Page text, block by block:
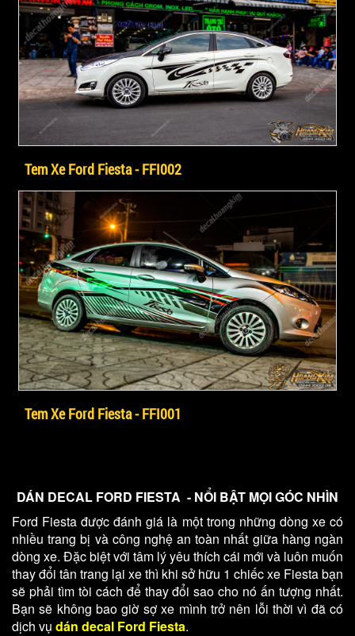
Tem Xe Ford Fiesta - FFI002
Tem Xe Ford Fiesta - FFI001
DÁN DECAL FORD FIESTA - NỔI BẬT MỌI GÓC NHÌN
Ford Fiesta được đánh giá là một trong những dòng xe có
nhiều trang bị và công nghệ an toàn nhất giữa hàng ngàn
dòng xe. Đặc biệt với tâm lý yêu thích cái mới và luôn muốn
thay đổi tân trang lại xe thì khi sở hữu 1 chiếc xe Fiesta bạn
sẽ phải tìm tòi cách để thay đổi sao cho nó ấn tượng nhất.
Bạn sẽ không bao giờ sợ xe mình trở nên lỗi thời vì đã có
dịch vụ dán decal Ford Fiesta.